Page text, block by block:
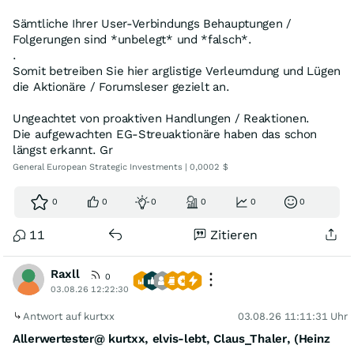
Sämtliche Ihrer User-Verbindungs Behauptungen /
Folgerungen sind *unbelegt* und *falsch*.
.
Somit betreiben Sie hier arglistige Verleumdung und Lügen
die Aktionäre / Forumsleser gezielt an.
Ungeachtet von proaktiven Handlungen / Reaktionen.
Die aufgewachten EG-Streuaktionäre haben das schon
längst erkannt. Gr
General European Strategic Investments | 0,0002 $
0 0 0 0 0 0
11 Zitieren
Raxll
0
03.08.26 12:22:30
Antwort auf kurtxx 03.08.26 11:11:31 Uhr
Allerwertester@ kurtxx, elvis-lebt, Claus_Thaler, (Heinz